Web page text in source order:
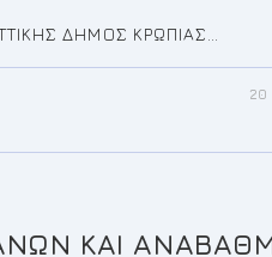
ΔΗΜΟΣ ΚΡΩΠΙΑΣ…
20
ΚΑΙ